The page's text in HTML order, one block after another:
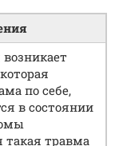
по себе,
в состоянии
такая травма